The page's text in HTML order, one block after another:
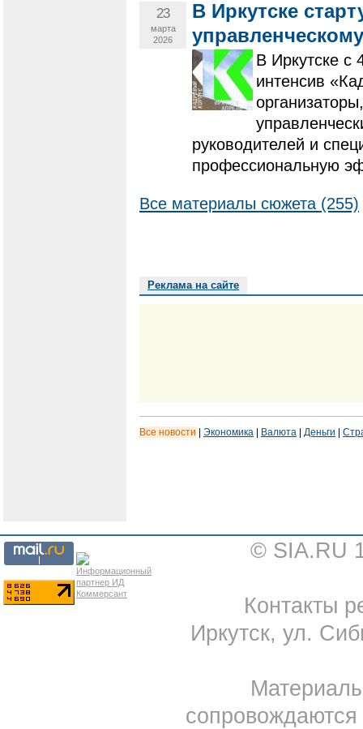
23
марта
2026
В Иркутске
В Иркутске с
интенсив
руководителей и
профессиональную
Все материалы сюжета (255)
Реклама на сайте
Все новости Экономика Валюта Деньги
© SIA.RU
Контакты
Иркутск, ул.